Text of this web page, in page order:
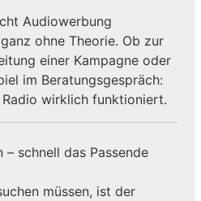
Audiowerbung
ohne Theorie. Ob zur
einer Kampagne oder
im Beratungsgespräch:
wirklich funktioniert.
schnell das Passende
müssen, ist der